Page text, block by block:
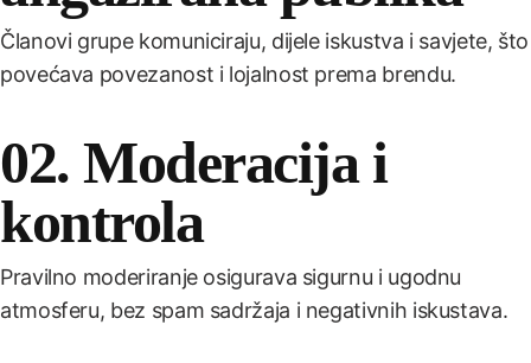
Članovi grupe komuniciraju, dijele iskustva i savjete, što
povećava povezanost i lojalnost prema brendu.
02. Moderacija i
kontrola
Pravilno moderiranje osigurava sigurnu i ugodnu
atmosferu, bez spam sadržaja i negativnih iskustava.